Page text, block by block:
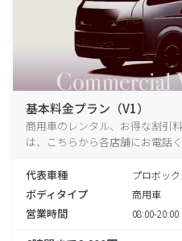
基本料金プラン（V1）
商用車のレンタル、お得な割引
は、こちらから各店舗にお電話く
代表車種 プロボッ
ボディタイプ 商用車
営業時間 08:00-20:00